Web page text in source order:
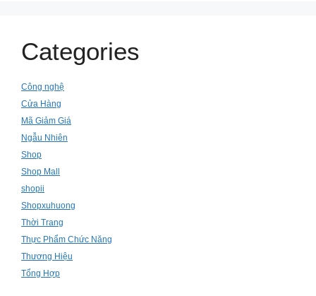
Categories
Công nghệ
Cửa Hàng
Mã Giảm Giá
Ngẫu Nhiên
Shop
Shop Mall
shopii
Shopxuhuong
Thời Trang
Thực Phẩm Chức Năng
Thương Hiệu
Tổng Hợp